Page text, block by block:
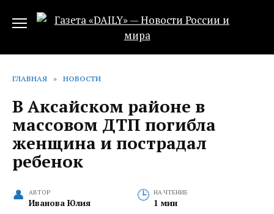
ГЛАВНАЯ » НОВОСТИ
В Аксайском районе в
массовом ДТП погибла
женщина и пострадал
ребенок‍
АВТОР
Иванова Юлия
НА ЧТЕНИЕ
1 мин